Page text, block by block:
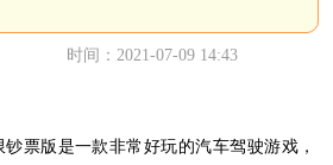
时间：2021-07-09 14:43
票版是一款非常好玩的汽车驾驶游戏，